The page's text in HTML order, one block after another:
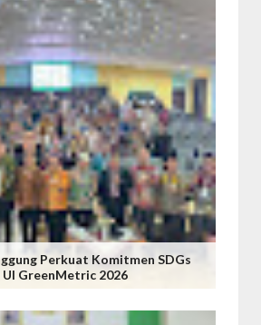
Perkuat Komitmen SDGs
GreenMetric 2026